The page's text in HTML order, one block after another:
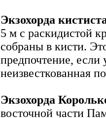
Экзохорда
5 м с раскидистой
собраны в кисти.
предпочтение, если
неизвесткованная
Экзохорда
восточной части